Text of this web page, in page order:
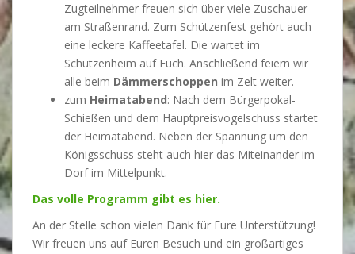
Zugteilnehmer freuen sich über viele Zuschauer
am Straßenrand. Zum Schützenfest gehört auch
eine leckere Kaffeetafel. Die wartet im
Schützenheim auf Euch. Anschließend feiern wir
alle beim Dämmerschoppen im Zelt weiter.
zum Heimatabend: Nach dem Bürgerpokal-
Schießen und dem Hauptpreisvogelschuss startet
der Heimatabend. Neben der Spannung um den
Königsschuss steht auch hier das Miteinander im
Dorf im Mittelpunkt.
Das volle Programm gibt es hier.
An der Stelle schon vielen Dank für Eure Unterstützung!
Wir freuen uns auf Euren Besuch und ein großartiges